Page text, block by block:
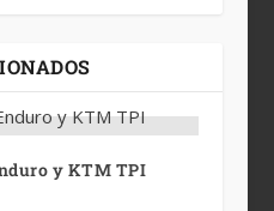
y KTM TPI